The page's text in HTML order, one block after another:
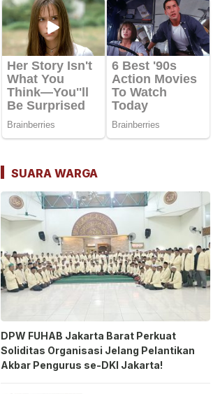
SUARA WARGA
DPW FUHAB Jakarta Barat Perkuat
Soliditas Organisasi Jelang Pelantikan
Akbar Pengurus se-DKI Jakarta!